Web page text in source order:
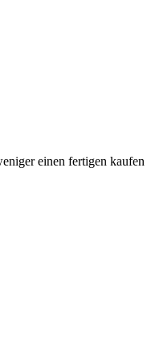
einen fertigen